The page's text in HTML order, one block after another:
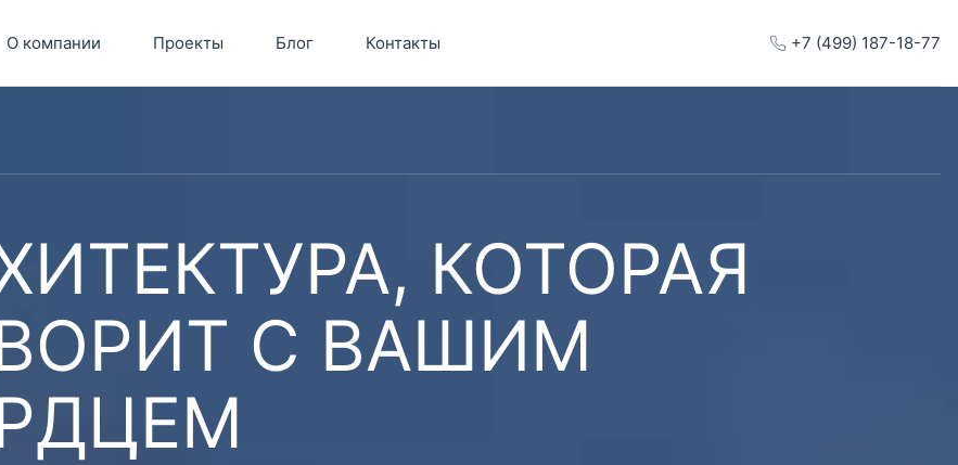
О компании Проекты Блог Контакты +7 (499) 187-18-77
КОТОРАЯ
С ВАШИМ